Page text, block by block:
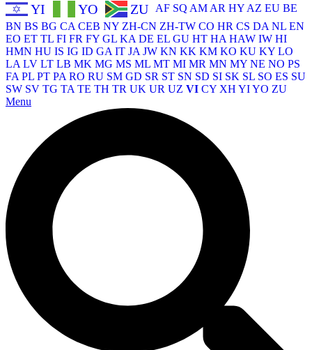
YI
YO ZU AF SQ AM AR HY AZ EU BE
BN BS BG CA CEB NY ZH-CN ZH-TW CO HR CS DA NL EN
EO ET TL FI FR FY GL KA DE EL GU HT HA HAW IW HI
HMN HU IS IG ID GA IT JA JW KN KK KM KO KU KY LO
LA LV LT LB MK MG MS ML MT MI MR MN MY NE NO PS
FA PL PT PA RO RU SM GD SR ST SN SD SI SK SL SO ES SU
SW SV TG TA TE TH TR UK UR UZ VI CY XH YIYO ZU
Menu